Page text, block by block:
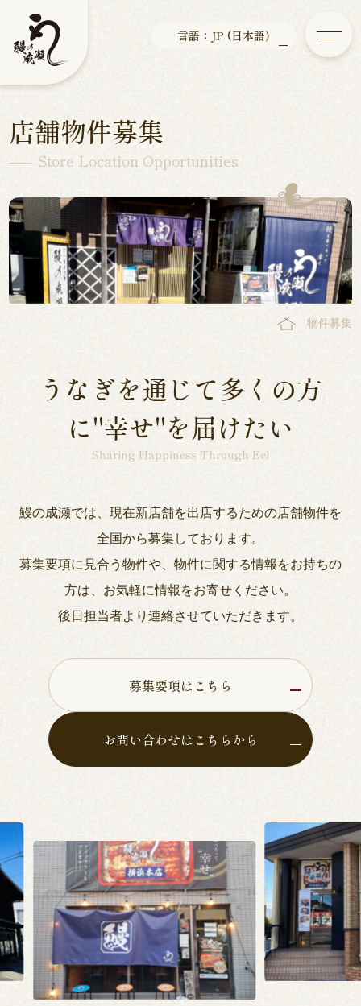
言語：JP (日本語)
店舗物件募集
Store Location Opportunities
物件募集
うなぎを通じて多くの方
に"幸せ"を届けたい
Sharing Happiness Through Eel
鰻の成瀬では、現在新店舗を出店するための店舗物件を
全国から募集しております。
募集要項に見合う物件や、物件に関する情報をお持ちの
方は、お気軽に情報をお寄せください。
後日担当者より連絡させていただきます。
募集要項はこちら
お問い合わせはこちらから